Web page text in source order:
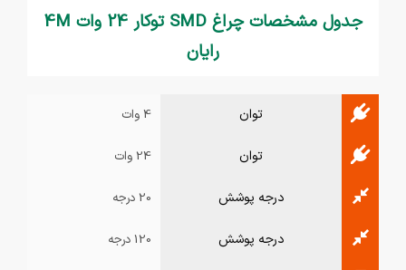
جدول مشخصات چراغ SMD توکار 24 وات 4M
رایان
توان 4 وات
توان 24 وات
درجه پوشش 20 درجه
درجه پوشش 120 درجه